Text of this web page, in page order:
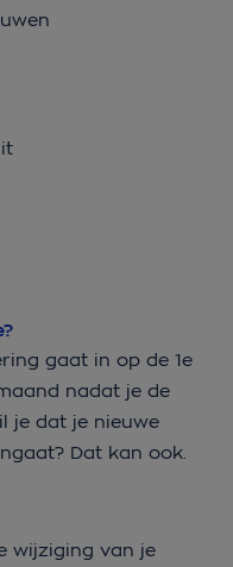
gaat in op de 1e
nadat je de
je dat je nieuwe
Dat kan ook.
wijziging van je